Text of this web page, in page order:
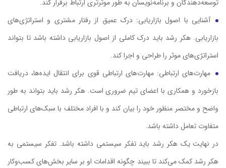
توسعه‌دهندگان و برنامه‌نویسان به طور موثرتری ارتباط برقرار کند.
آشنایی با اصول بازاریابی: درک عمیق از رفتار مشتری و استراتژی‌های
بازاریابی. هکر رشد باید درک کاملی از اصول بازاریابی داشته باشد تا بتواند
استراتژی‌های موثر را طراحی و اجرا کند.
مهارت‌های ارتباطی: مهارت‌های ارتباطی قوی برای انتقال ایده‌ها، دریافت
بازخورد و همکاری با اعضای تیم ضروری است. هکر رشد باید بتواند به طور
واضح و مختصر منظور خود را بیان کند و با افراد مختلف با سبک‌های ارتباطی
متفاوت تعامل داشته باشد.
در نهایت یک هکر رشد باید تفکر سیستمی داشته باشد. تفکر سیستمی به
هکر رشد کمک می‌کند تا ببیند چگونه اقدامات او بر سایر بخش‌های کسب‌وکار